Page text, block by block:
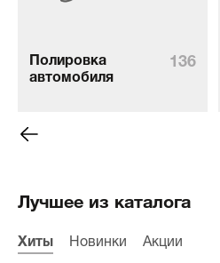
Полировка
автомобиля
136
Лучшее из каталога
Хиты Новинки Акции